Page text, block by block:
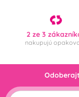
2 ze 3
nakupujú